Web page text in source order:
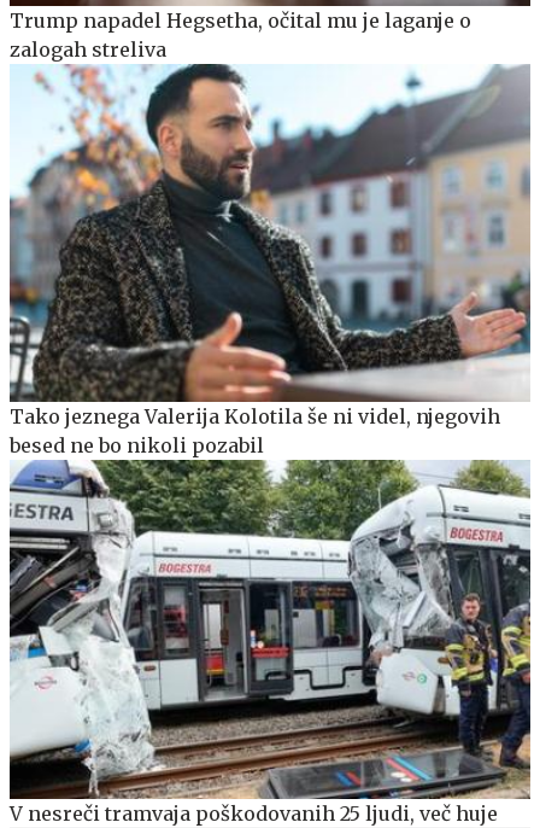
Trump napadel Hegsetha, očital mu je laganje o
zalogah streliva
Tako jeznega Valerija Kolotila še ni videl, njegovih
besed ne bo nikoli pozabil
V nesreči tramvaja poškodovanih 25 ljudi, več huje